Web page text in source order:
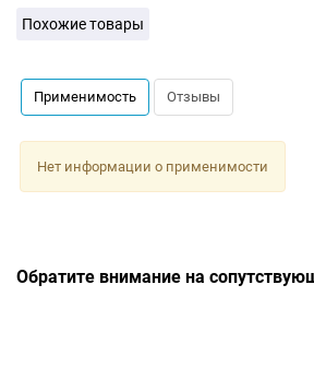
Похожие товары
Применимость Отзывы
Нет информации о применимости
Обратите внимание на